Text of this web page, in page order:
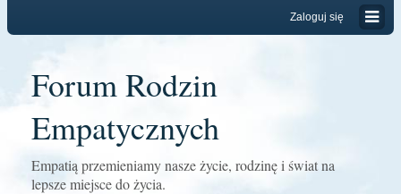
Zaloguj się
Forum Rodzin
Empatycznych
Empatią przemieniamy nasze życie, rodzinę i świat na
lepsze miejsce do życia.